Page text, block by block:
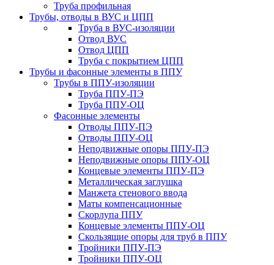
Труба профильная
Трубы, отводы в ВУС и ЦПП
Труба в ВУС-изоляции
Отвод ВУС
Отвод ЦПП
Труба с покрытием ЦПП
Трубы и фасонные элементы в ППУ
Трубы в ППУ-изоляции
Труба ППУ-ПЭ
Труба ППУ-ОЦ
Фасонные элементы
Отводы ППУ-ПЭ
Отводы ППУ-ОЦ
Неподвижные опоры ППУ-ПЭ
Неподвижные опоры ППУ-ОЦ
Концевые элементы ППУ-ПЭ
Металлическая заглушка
Манжета стенового ввода
Маты компенсационные
Скорлупа ППУ
Концевые элементы ППУ-ОЦ
Скользящие опоры для труб в ППУ
Тройники ППУ-ПЭ
Тройники ППУ-ОЦ